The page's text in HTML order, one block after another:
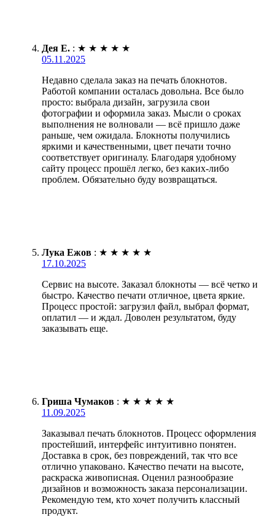
Дея Е. : ★ ★ ★ ★ ★
05.11.2025
Недавно сделала заказ на печать блокнотов.
Работой компании осталась довольна. Все было
просто: выбрала дизайн, загрузила свои
фотографии и оформила заказ. Мысли о сроках
выполнения не волновали — всё пришло даже
раньше, чем ожидала. Блокноты получились
яркими и качественными, цвет печати точно
соответствует оригиналу. Благодаря удобному
сайту процесс прошёл легко, без каких-либо
проблем. Обязательно буду возвращаться.
Лука Ежов : ★ ★ ★ ★ ★
17.10.2025
Сервис на высоте. Заказал блокноты — всё четко и
быстро. Качество печати отличное, цвета яркие.
Процесс простой: загрузил файл, выбрал формат,
оплатил — и ждал. Доволен результатом, буду
заказывать еще.
Гриша Чумаков : ★ ★ ★ ★ ★
11.09.2025
Заказывал печать блокнотов. Процесс оформления
простейший, интерфейс интуитивно понятен.
Доставка в срок, без повреждений, так что все
отлично упаковано. Качество печати на высоте,
раскраска живописная. Оценил разнообразие
дизайнов и возможность заказа персонализации.
Рекомендую тем, кто хочет получить классный
продукт.